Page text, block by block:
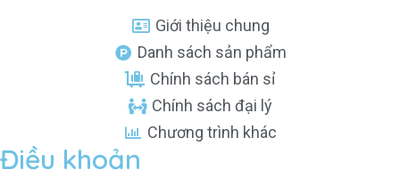
Giới thiệu chung
Danh sách sản phẩm
Chính sách bán sỉ
Chính sách đại lý
Chương trình khác
Điều khoản